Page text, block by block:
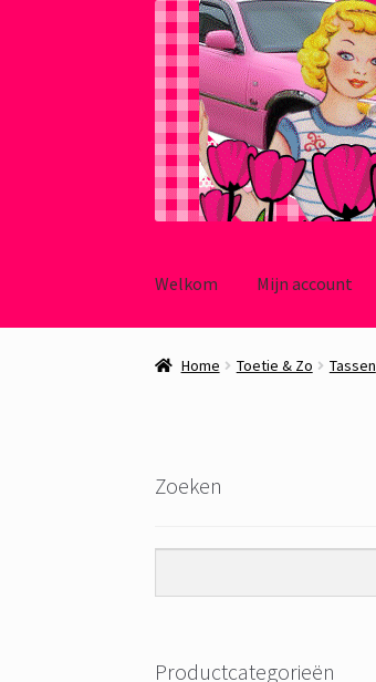
door
naar
Welkom Mijn account
Home Toetie & Zo Tassen
Zoeken
Productcategorieën